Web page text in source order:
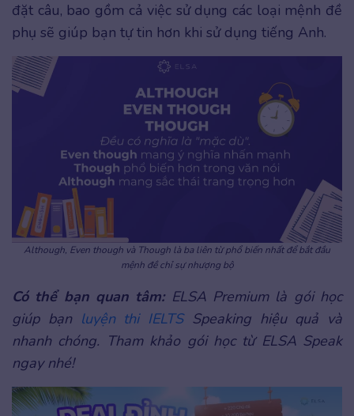
đặt câu, bao gồm cả việc sử dụng các loại mệnh đề
phụ sẽ giúp bạn tự tin hơn khi sử dụng tiếng Anh.
Although, Even though và Though là ba liên từ phổ biến nhất để bắt đầu
mệnh đề chỉ sự nhượng bộ
Có thể bạn quan tâm: ELSA Premium là gói học
giúp bạn luyện thi IELTSSpeaking hiệu quả và
nhanh chóng. Tham khảo gói học từ ELSA Speak
ngay nhé!